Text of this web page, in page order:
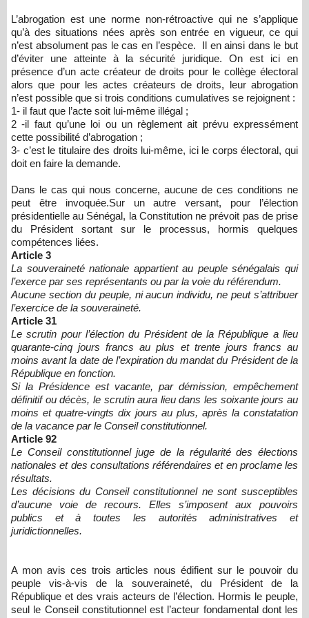
L’abrogation est une norme non-rétroactive qui ne s’applique
qu’à des situations nées après son entrée en vigueur, ce qui
n’est absolument pas le cas en l’espèce. Il en ainsi dans le but
d’éviter une atteinte à la sécurité juridique. On est ici en
présence d’un acte créateur de droits pour le collège électoral
alors que pour les actes créateurs de droits, leur abrogation
n’est possible que si trois conditions cumulatives se rejoignent :
1- il faut que l’acte soit lui-même illégal ;
2 -il faut qu’une loi ou un règlement ait prévu expressément
cette possibilité d’abrogation ;
3- c’est le titulaire des droits lui-même, ici le corps électoral, qui
doit en faire la demande.
Dans le cas qui nous concerne, aucune de ces conditions ne
peut être invoquée.Sur un autre versant, pour l’élection
présidentielle au Sénégal, la Constitution ne prévoit pas de prise
du Président sortant sur le processus, hormis quelques
compétences liées.
Article 3
La souveraineté nationale appartient au peuple sénégalais qui
l’exerce par ses représentants ou par la voie du référendum.
Aucune section du peuple, ni aucun individu, ne peut s’attribuer
l’exercice de la souveraineté.
Article 31
Le scrutin pour l’élection du Président de la République a lieu
quarante-cinq jours francs au plus et trente jours francs au
moins avant la date de l’expiration du mandat du Président de la
République en fonction.
Si la Présidence est vacante, par démission, empêchement
définitif ou décès, le scrutin aura lieu dans les soixante jours au
moins et quatre-vingts dix jours au plus, après la constatation
de la vacance par le Conseil constitutionnel.
Article 92
Le Conseil constitutionnel juge de la régularité des élections
nationales et des consultations référendaires et en proclame les
résultats.
Les décisions du Conseil constitutionnel ne sont susceptibles
d’aucune voie de recours. Elles s’imposent aux pouvoirs
publics et à toutes les autorités administratives et
juridictionnelles.
A mon avis ces trois articles nous édifient sur le pouvoir du
peuple vis-à-vis de la souveraineté, du Président de la
République et des vrais acteurs de l’élection. Hormis le peuple,
seul le Conseil constitutionnel est l’acteur fondamental dont les